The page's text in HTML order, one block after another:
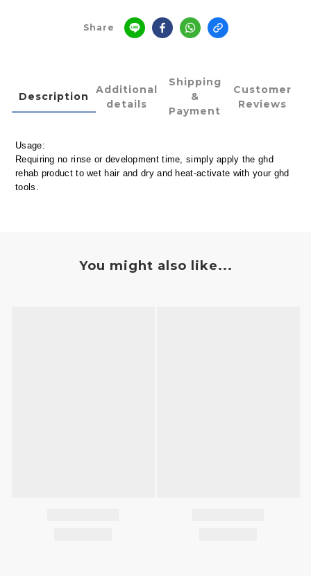
Share
Description
Additional
details
Shipping
&
Payment
Customer
Reviews
Usage:
Requiring no rinse or development time, simply apply the ghd
rehab product to wet hair and dry and heat-activate with your ghd
tools.
You might also like...